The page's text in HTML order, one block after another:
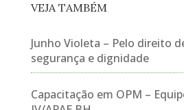
VEJA TAMBÉM
Junho Violeta – Pelo direito
segurança e dignidade
Capacitação em OPM –